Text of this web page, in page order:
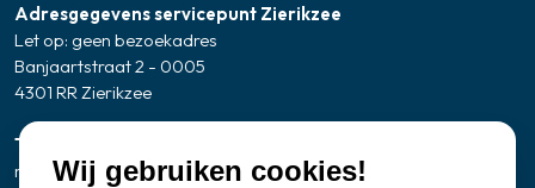
Adresgegevens servicepunt Zierikzee
Let op: geen bezoekadres
Banjaartstraat 2 - 0005
4301 RR Zierikzee
Telefonisch bereikbaar
ma t/m vr
8:00 - 12:00 uur
Wij gebruiken cookies!